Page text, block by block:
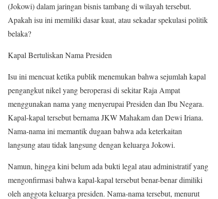
(Jokowi) dalam jaringan bisnis tambang di wilayah tersebut.
Apakah isu ini memiliki dasar kuat, atau sekadar spekulasi politik
belaka?
Kapal Bertuliskan Nama Presiden
Isu ini mencuat ketika publik menemukan bahwa sejumlah kapal
pengangkut nikel yang beroperasi di sekitar Raja Ampat
menggunakan nama yang menyerupai Presiden dan Ibu Negara.
Kapal-kapal tersebut bernama JKW Mahakam dan Dewi Iriana.
Nama-nama ini memantik dugaan bahwa ada keterkaitan
langsung atau tidak langsung dengan keluarga Jokowi.
Namun, hingga kini belum ada bukti legal atau administratif yang
mengonfirmasi bahwa kapal-kapal tersebut benar-benar dimiliki
oleh anggota keluarga presiden. Nama-nama tersebut, menurut